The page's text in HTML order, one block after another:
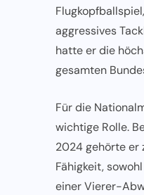
aggressives
hatte er die
gesamten
Für die
wichtige Rolle.
2024 gehörte er
Fähigkeit,
einer Vierer-